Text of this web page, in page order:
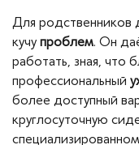
Для родственников
кучу проблем. Он
работать, зная, что
профессиональный
более доступный
круглосуточную